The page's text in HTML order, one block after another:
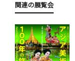
関連の展覧会